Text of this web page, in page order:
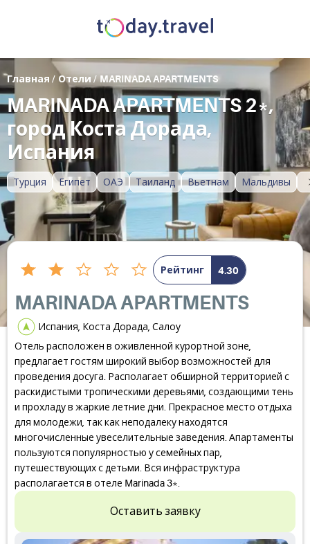
Турция Египет ОАЭ Таиланд Вьетнам Мальдивы
Главная / Отели/ MARINADA APARTMENTS
MARINADA APARTMENTS 2*,
город Коста Дорада,
Испания
Рейтинг 4.30
MARINADA APARTMENTS
Испания, Коста Дорада, Салоу
Отель расположен в оживленной курортной зоне,
предлагает гостям широкий выбор возможностей для
проведения досуга. Располагает обширной территорией с
раскидистыми тропическими деревьями, создающими тень
и прохладу в жаркие летние дни. Прекрасное место отдыха
для молодежи, так как неподалеку находятся
многочисленные увеселительные заведения. Апартаменты
пользуются популярностью у семейных пар,
путешествующих с детьми. Вся инфраструктура
располагается в отеле Marinada 3*.
Оставить заявку